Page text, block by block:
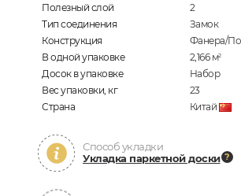
Полезный слой
2
Тип соединения
Замок
Конструкция
Фанера/
В одной упаковке
2,166 м2
Досок в упаковке
Набор
Вес упаковки, кг
23
Страна
Китай
Способ укладки
Укладка паркетной доски